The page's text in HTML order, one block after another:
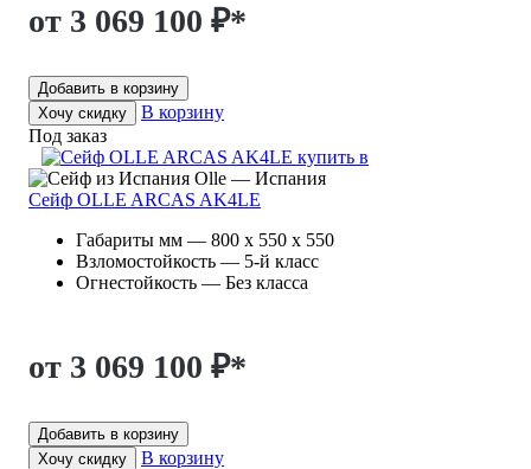
от 3 069 100 ₽*
Добавить в корзину
Хочу скидку
В корзину
Под заказ
Olle — Испания
Сейф OLLE ARCAS AK4LE
Габариты мм — 800 x 550 x 550
Взломостойкость — 5-й класс
Огнестойкость — Без класса
от 3 069 100 ₽*
Добавить в корзину
Хочу скидку
В корзину